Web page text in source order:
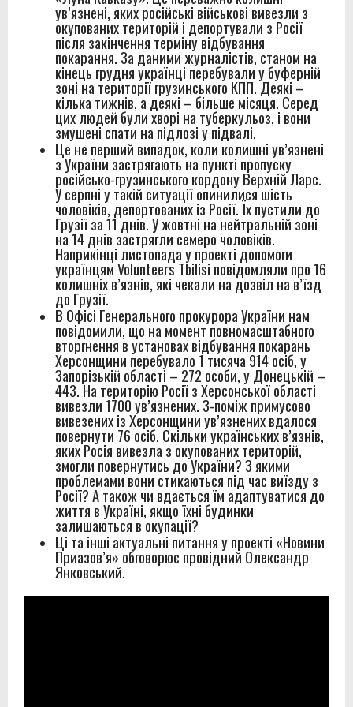
службу після звільнення
Звіт за результатами моніторингового візиту до
Вінницької виправної колонії №86
Звіт за результатами моніторингового візиту до
Вінницької установи виконання покарань №1
Правозахисники представили в ОБСЄ докази
депортації людей із місць несвободи на тимчасово
окупованих територіях України
ув’язнені, яких російські військові вивезли з
окупованих територій і депортували з Росії
після закінчення терміну відбування
покарання. За даними журналістів, станом на
кінець грудня українці перебували у буферній
зоні на території грузинського КПП. Деякі –
кілька тижнів, а деякі – більше місяця. Серед
цих людей були хворі на туберкульоз, і вони
змушені спати на підлозі у підвалі.
Це не перший випадок, коли колишні ув’язнені
з України застрягають на пункті пропуску
російсько-грузинського кордону Верхній Ларс.
У серпні у такій ситуації опинилися шість
чоловіків, депортованих із Росії. Їх пустили до
Грузії за 11 днів. У жовтні на нейтральній зоні
на 14 днів застрягли семеро чоловіків.
Наприкінці листопада у проекті допомоги
українцям Volunteers Tbilisi повідомляли про 16
колишніх в’язнів, які чекали на дозвіл на в’їзд
до Грузії.
В Офісі Генерального прокурора України нам
повідомили, що на момент повномасштабного
вторгнення в установах відбування покарань
Херсонщини перебувало 1 тисяча 914 осіб, у
Запорізькій області – 272 особи, у Донецькій –
443. На територію Росії з Херсонської області
вивезли 1700 ув’язнених. З-поміж примусово
вивезених із Херсонщини ув’язнених вдалося
повернути 76 осіб. Скільки українських в’язнів,
яких Росія вивезла з окупованих територій,
змогли повернутись до України? З якими
проблемами вони стикаються під час виїзду з
Росії? А також чи вдається їм адаптуватися до
життя в Україні, якщо їхні будинки
залишаються в окупації?
Ці та інші актуальні питання у проекті «Новини
Приазов’я» обговорює провідний Олександр
Янковський.